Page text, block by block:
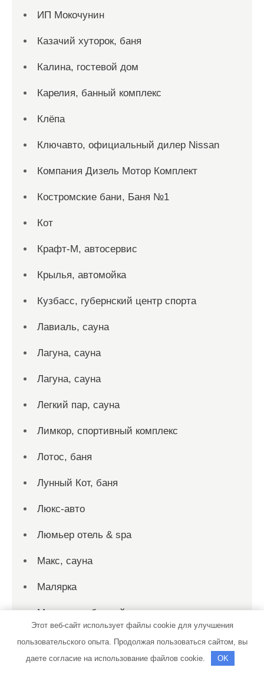
ИП Мокочунин
Казачий хуторок, баня
Калина, гостевой дом
Карелия, банный комплекс
Клёпа
Ключавто, официальный дилер Nissan
Компания Дизель Мотор Комплект
Костромские бани, Баня №1
Кот
Крафт-М, автосервис
Крылья, автомойка
Кузбасс, губернский центр спорта
Лавиаль, сауна
Лагуна, сауна
Лагуна, сауна
Легкий пар, сауна
Лимкор, спортивный комплекс
Лотос, баня
Лунный Кот, баня
Люкс-авто
Люмьер отель & spa
Макс, сауна
Малярка
Мармарис, банный комплекс
Мастер Диск
МАСТЕР-СЕРВИС, центр ремонта и
Этот веб-сайт использует файлы cookie для улучшения
пользовательского опыта. Продолжая пользоваться сайтом, вы
даете согласие на использование файлов cookie.
OK